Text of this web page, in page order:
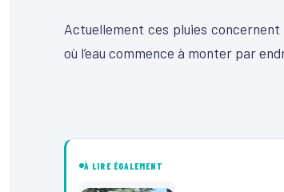
Actuellement ces pluies
où l’eau commence à monter par
vidéo
À LIRE ÉGALEMENT